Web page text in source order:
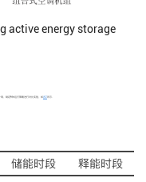
active energy storage
，制定6种运行策略进行对比实验，如 表2
储能时段 释能时段